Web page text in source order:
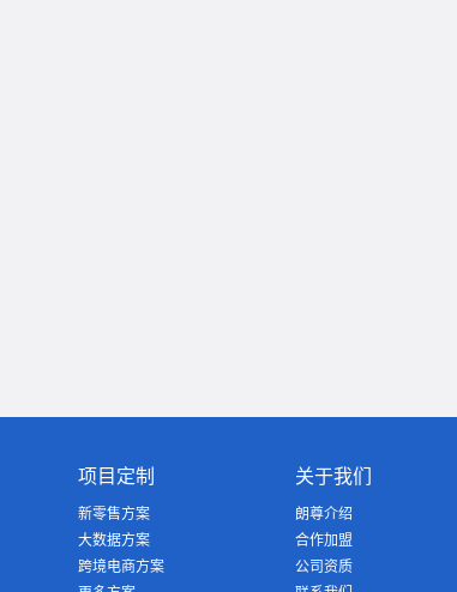
项目定制
新零售方案
大数据方案
跨境电商方案
关于我们
朗尊介绍
合作加盟
公司资质